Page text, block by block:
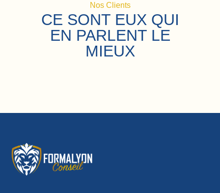
Nos Clients
CE SONT EUX QUI
EN PARLENT LE
MIEUX